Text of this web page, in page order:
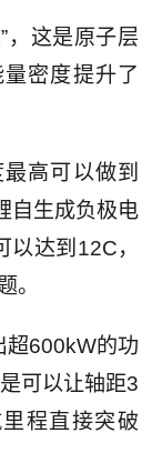
，这是原子层
密度提升了
高可以做到
自生成负极电
达到12C，
。
超600kW的功
可以让轴距3
程直接突破